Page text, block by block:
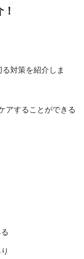
対策を紹介 しま
アすることができる